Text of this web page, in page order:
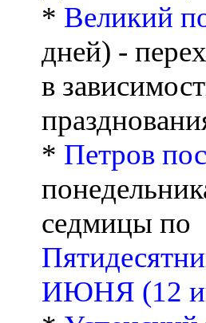
* Великий
дней) -
в
* Петров
седмицы по
ИЮНЯ (12